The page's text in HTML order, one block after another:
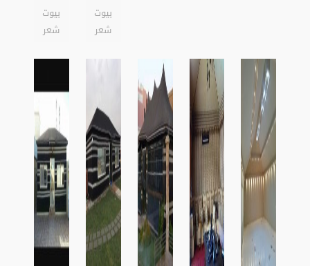
بيوت
شعر
بيوت
شعر